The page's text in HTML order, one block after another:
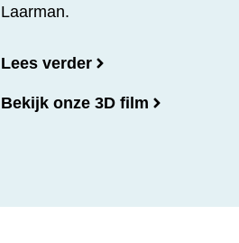
Laarman.
Lees verder
Bekijk onze 3D film